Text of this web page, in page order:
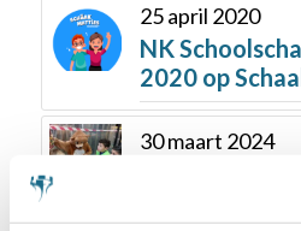
25 april 2020
NK
2020 op
30 maart 2024
Erasmiaans
feestdag